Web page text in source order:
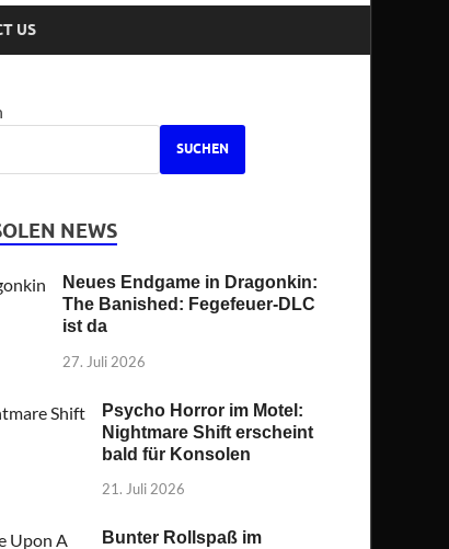
US
SUCHEN
NEWS
Neues Endgame in Dragonkin:
The Banished: Fegefeuer-DLC
ist da
27. Juli 2026
Psycho Horror im Motel:
Nightmare Shift erscheint
bald für Konsolen
21. Juli 2026
Bunter Rollspaß im